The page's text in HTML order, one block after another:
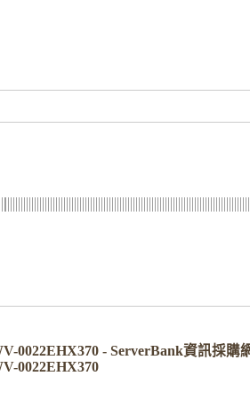
0022EHX370 - ServerBank資訊採購
0022EHX370